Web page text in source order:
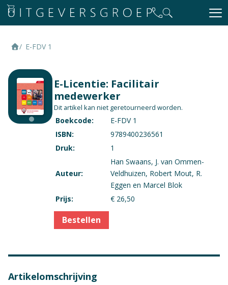
E-FDV 1
E-Licentie: Facilitair
medewerker
Dit artikel kan niet geretourneerd worden.
Boekcode:
E-FDV 1
ISBN:
9789400236561
Druk:
1
Auteur:
Han Swaans, J. van Ommen-
Veldhuizen, Robert Mout, R.
Eggen en Marcel Blok
Prijs:
€ 26,50
Bestellen
Artikelomschrijving